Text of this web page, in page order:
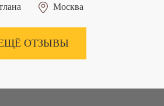
Москва
ОТЗЫВЫ